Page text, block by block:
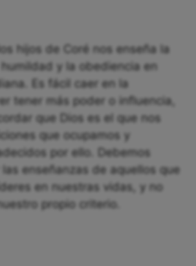
hijos de Coré nos enseña la
y la obediencia en
Es fácil caer en la
tener más poder o influencia,
que Dios es el que nos
que ocupamos y
por ello. Debemos
enseñanzas de aquellos que
en nuestras vidas, y no
propio criterio.